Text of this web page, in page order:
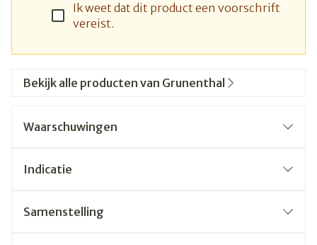
Ik weet dat dit product een voorschrift
vereist.
Bekijk alle producten van Grunenthal
Waarschuwingen
Indicatie
Samenstelling